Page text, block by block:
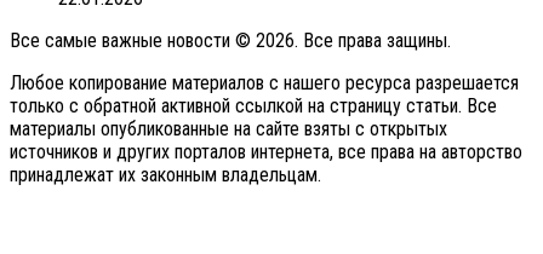
Все самые важные новости © 2026. Все права защины.
Любое копирование материалов с нашего ресурса разрешается
только с обратной активной ссылкой на страницу статьи. Все
материалы опубликованные на сайте взяты с открытых
источников и других порталов интернета, все права на авторство
принадлежат их законным владельцам.